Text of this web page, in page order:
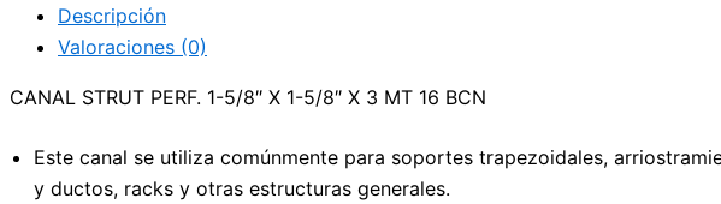
Descripción
Valoraciones (0)
CANAL STRUT PERF. 1-5/8″ X 1-5/8″ X 3 MT 16 BCN
Este canal se utiliza comúnmente para soportes trapezoidales,
y ductos, racks y otras estructuras generales.